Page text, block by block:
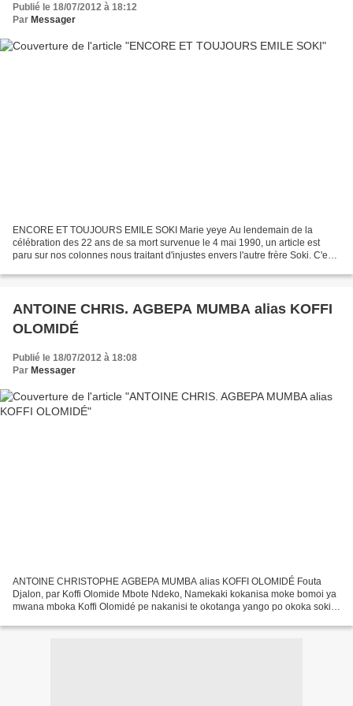
Publié le 18/07/2012 à 18:12
Par Messager
ENCORE ET TOUJOURS EMILE SOKI Marie yeye Au lendemain de la
célébration des 22 ans de sa mort survenue le 4 mai 1990, un article est
paru sur nos colonnes nous traitant d'injustes envers l'autre frère Soki. C'est
ANTOINE CHRIS. AGBEPA MUMBA alias KOFFI
OLOMIDÉ
Publié le 18/07/2012 à 18:08
Par Messager
ANTOINE CHRISTOPHE AGBEPA MUMBA alias KOFFI OLOMIDÉ Fouta
Djalon, par Koffi Olomide Mbote Ndeko, Namekaki kokanisa moke bomoi ya
mwana mboka Koffi Olomidé pe nakanisi te okotanga yango po okoka soki